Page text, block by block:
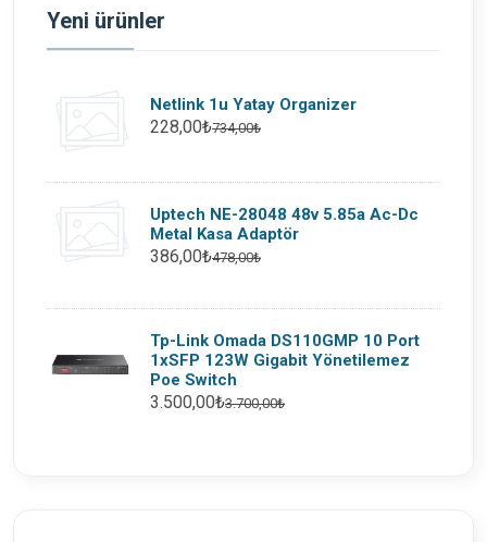
Yeni ürünler
Netlink 1u Yatay Organizer
228,00₺734,00₺
Uptech NE-28048 48v 5.85a Ac-Dc
Metal Kasa Adaptör
386,00₺478,00₺
Tp-Link Omada DS110GMP 10 Port
1xSFP 123W Gigabit Yönetilemez
Poe Switch
3.500,00₺3.700,00₺